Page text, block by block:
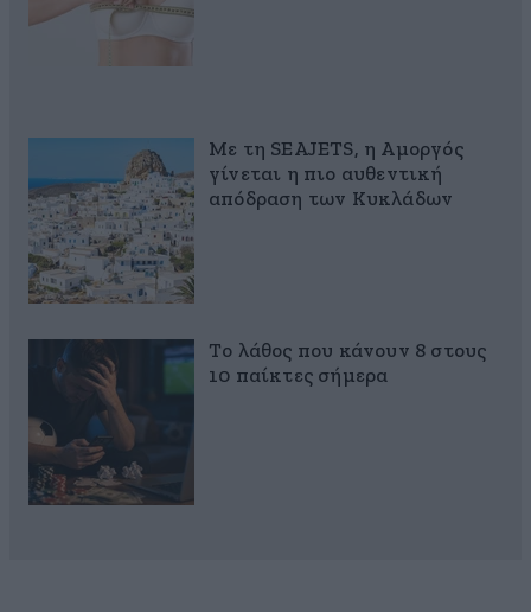
Με τη SEAJETS, η Αμοργός
γίνεται η πιο αυθεντική
απόδραση των Κυκλάδων
Το λάθος που κάνουν 8 στους
10 παίκτες σήμερα